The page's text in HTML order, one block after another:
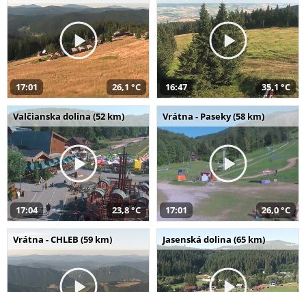
17:01 26,1 °C 16:47 35,1 °C
Valčianska dolina (52 km)
17:04 23,8 °C
Vrátna - Paseky (58 km)
17:01 26,0 °C
Vrátna - CHLEB (59 km) Jasenská dolina (65 km)